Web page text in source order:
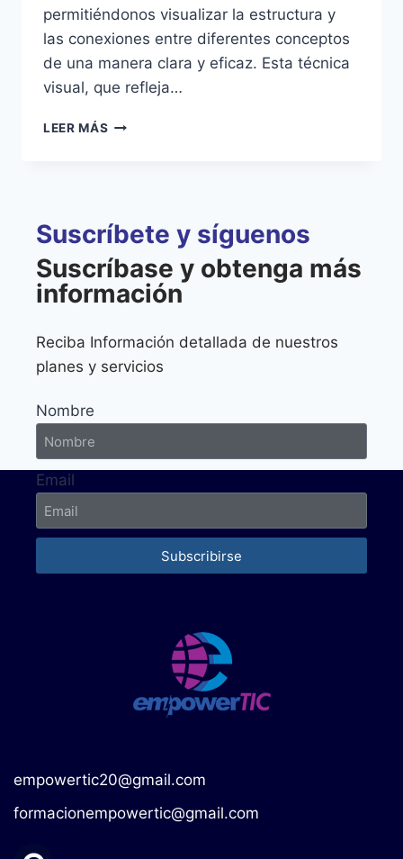
permitiéndonos visualizar la estructura y
las conexiones entre diferentes conceptos
de una manera clara y eficaz. Esta técnica
visual, que refleja…
LEER MÁS
Suscríbete y síguenos
Suscríbase y obtenga más
información
Reciba Información detallada de nuestros
planes y servicios
Nombre
Email
Subscribirse
empowertic20@gmail.com
formacionempowertic@gmail.com